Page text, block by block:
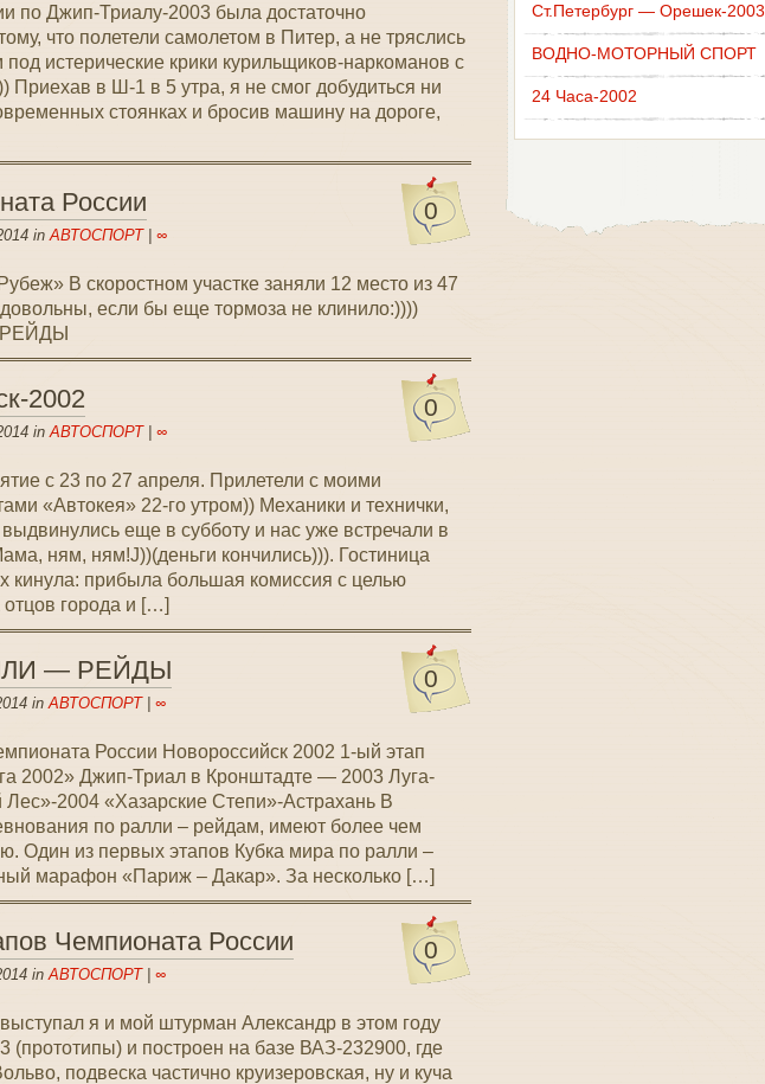
по Джип-Триалу-2003 была достаточно
что полетели самолетом в Питер, а не тряслись
истерические крики курильщиков-наркоманов с
Приехав в Ш-1 в 5 утра, я не смог добудиться ни
стоянках и бросив машину на дороге,
0
России
inАВТОСПОРТ| ∞
В скоростном участке заняли 12 место из 47
если бы еще тормоза не клинило:))))
0
2002
inАВТОСПОРТ| ∞
с 23 по 27 апреля. Прилетели с моими
«Автокея» 22-го утром)) Механики и технички,
еще в субботу и нас уже встречали в
ням, ням!J))(деньги кончились))). Гостиница
кинула: прибыла большая комиссия с целью
отцов города и […]
0
— РЕЙДЫ
inАВТОСПОРТ| ∞
России Новороссийск 2002 1-ый этап
2002» Джип-Триал в Кронштадте — 2003 Луга-
2004 «Хазарские Степи»-Астрахань В
по ралли – рейдам, имеют более чем
Один из первых этапов Кубка мира по ралли –
марафон «Париж – Дакар». За несколько […]
0
Чемпионата России
inАВТОСПОРТ| ∞
я и мой штурман Александр в этом году
(прототипы) и построен на базе ВАЗ-232900, где
подвеска частично круизеровская, ну и куча
Ст.Петербург — Орешек-2003
ВОДНО-МОТОРНЫЙ СПОРТ
24 Часа-2002